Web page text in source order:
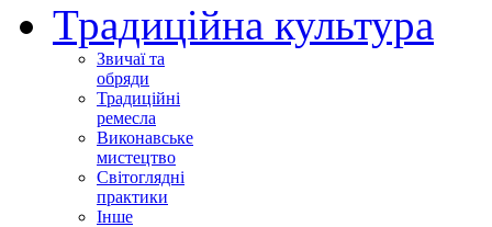
Традиційна культура
Звичаї та
обряди
Традиційні
ремесла
Виконавське
мистецтво
Світоглядні
практики
Інше